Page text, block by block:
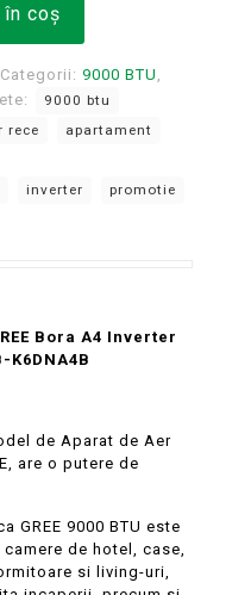
în coș
Categorii: 9000 BTU ,
9000 btu
rece
apartament
inverter
promotie
Bora A4 Inverter
K6DNA4B
de Aparat de Aer
are o putere de
GREE 9000 BTU este
de hotel, case,
si living-uri,